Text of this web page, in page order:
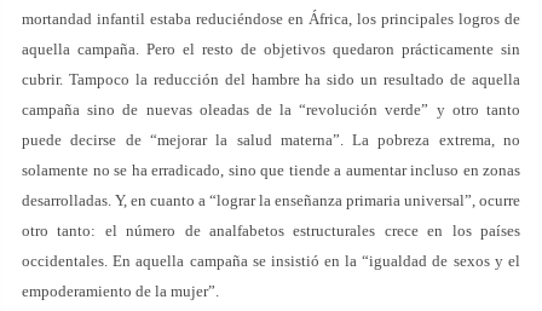
mortandad infantil estaba reduciéndose en África, los principales logros de
aquella campaña. Pero el resto de objetivos quedaron prácticamente sin
cubrir. Tampoco la reducción del hambre ha sido un resultado de aquella
campaña sino de nuevas oleadas de la “revolución verde” y otro tanto
puede decirse de “mejorar la salud materna”. La pobreza extrema, no
solamente no se ha erradicado, sino que tiende a aumentar incluso en zonas
desarrolladas. Y, en cuanto a “lograr la enseñanza primaria universal”, ocurre
otro tanto: el número de analfabetos estructurales crece en los países
occidentales. En aquella campaña se insistió en la “igualdad de sexos y el
empoderamiento de la mujer”.